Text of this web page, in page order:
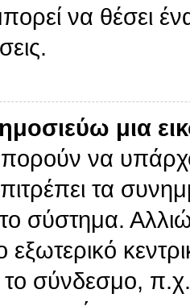
να θέσει
μια
να
τα
σύστημα.
το σύνδεσμο,